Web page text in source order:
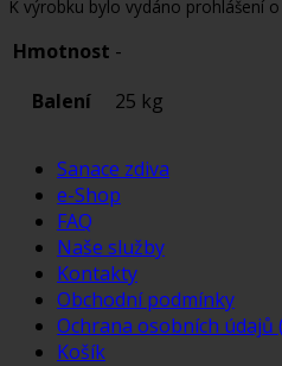
K výrobku bylo vydáno prohlášení
Hmotnost -
Balení
25 kg
Sanace zdiva
e-Shop
FAQ
Naše služby
Kontakty
Obchodní podmínky
Ochrana osobních údajů
Košík